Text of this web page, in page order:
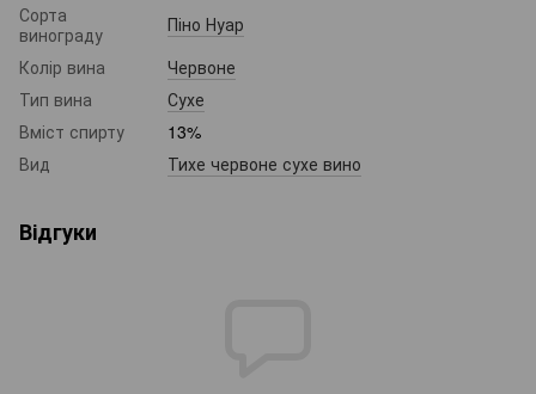
Сорта
винограду
Піно Нуар
Колір вина
Червоне
Тип вина
Сухе
Вміст спирту
13%
Вид
Тихе червоне сухе вино
Відгуки